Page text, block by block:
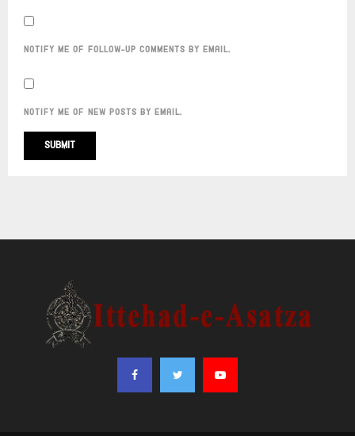
NOTIFY ME OF FOLLOW-UP COMMENTS BY EMAIL.
NOTIFY ME OF NEW POSTS BY EMAIL.